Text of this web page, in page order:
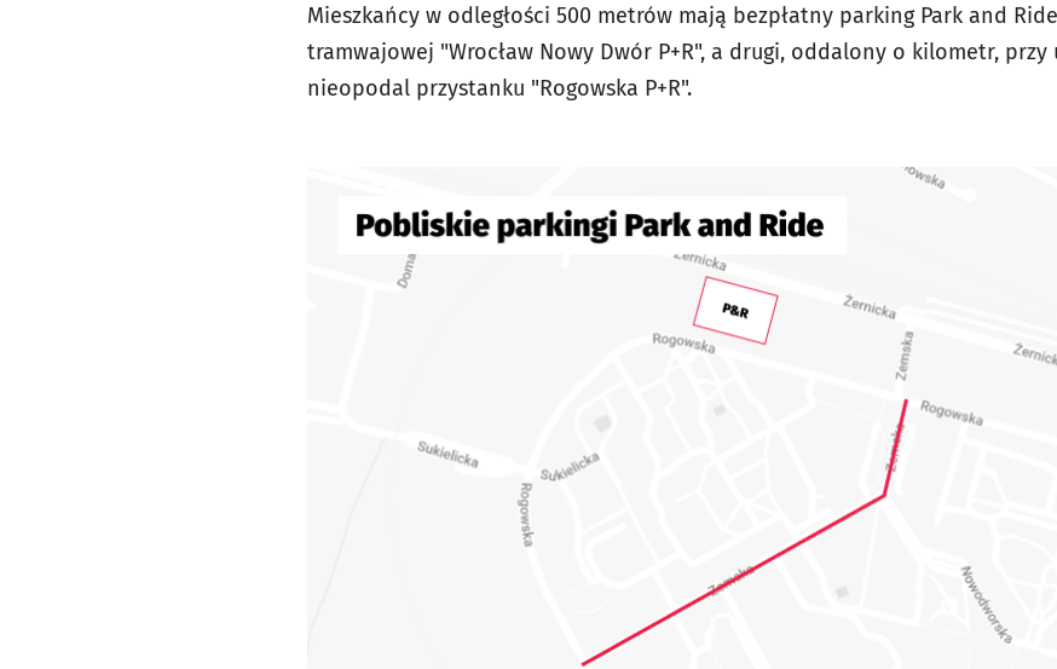
Mieszkańcy w odległości 500 metrów mają bezpłatny parking Park and
tramwajowej "Wrocław Nowy Dwór P+R", a drugi, oddalony o kilometr, przy
nieopodal przystanku "Rogowska P+R".